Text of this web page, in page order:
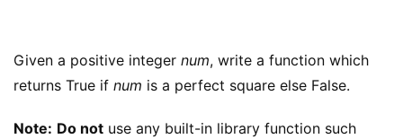
Given a positive integer num, write a function which
returns True if num is a perfect square else False.
Note: Do not use any built-in library function such